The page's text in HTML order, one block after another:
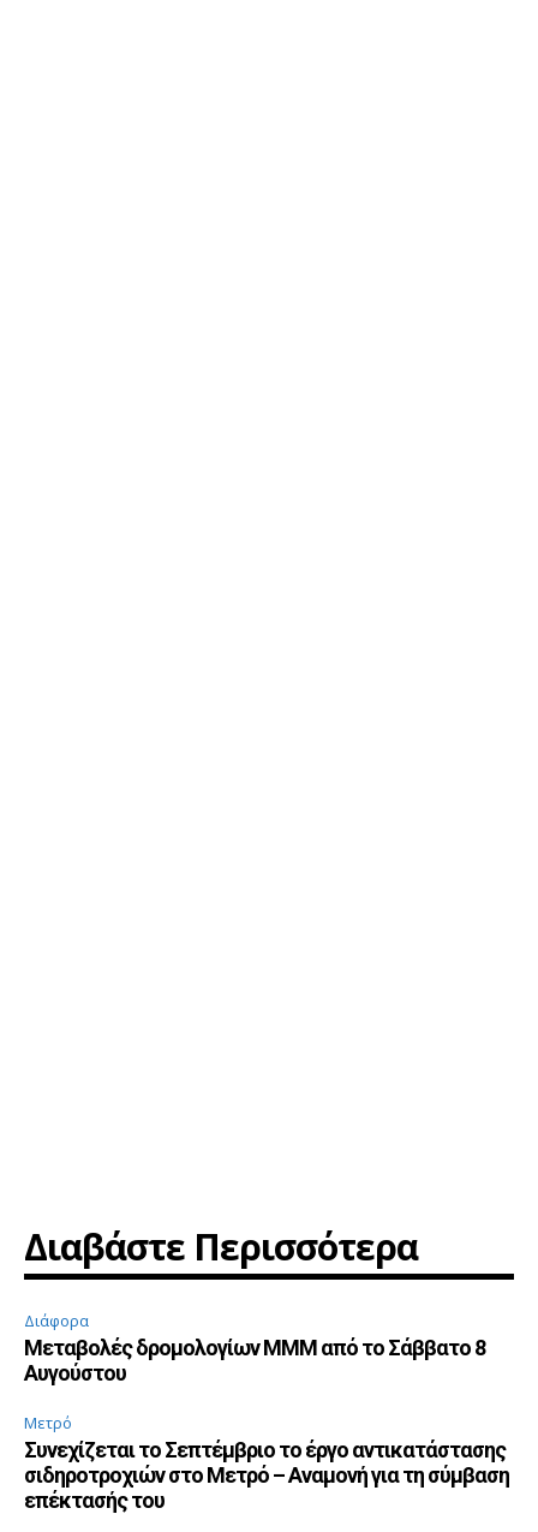
Διαβάστε Περισσότερα
Διάφορα
Μεταβολές δρομολογίων ΜΜΜ από το Σάββατο 8
Αυγούστου
Μετρό
Συνεχίζεται το Σεπτέμβριο το έργο αντικατάστασης
σιδηροτροχιών στο Μετρό – Αναμονή για τη σύμβαση
επέκτασής του